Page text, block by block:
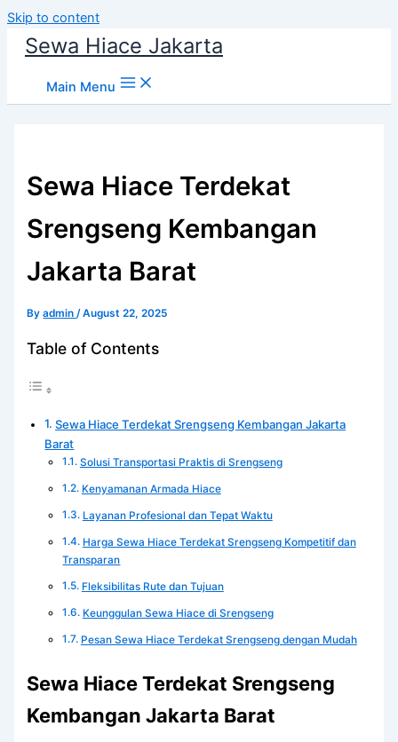
Skip to content
Sewa Hiace Jakarta
Main Menu
Sewa Hiace Terdekat
Srengseng Kembangan
Jakarta Barat
Byadmin/August 22, 2025
Table of Contents
Sewa Hiace Terdekat Srengseng Kembangan Jakarta
Barat
Solusi Transportasi Praktis di Srengseng
Kenyamanan Armada Hiace
Layanan Profesional dan Tepat Waktu
Harga Sewa Hiace Terdekat Srengseng Kompetitif dan
Transparan
Fleksibilitas Rute dan Tujuan
Keunggulan Sewa Hiace di Srengseng
Pesan Sewa Hiace Terdekat Srengseng dengan Mudah
Sewa Hiace Terdekat Srengseng
Kembangan Jakarta Barat